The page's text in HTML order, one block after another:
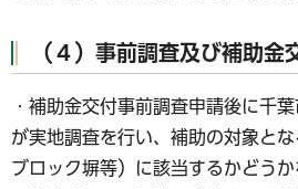
（４）事前調査及び補助金
・補助金交付事前調査申請後に千
が実地調査を行い、補助の対象と
ブロック塀等）に該当するかどうか